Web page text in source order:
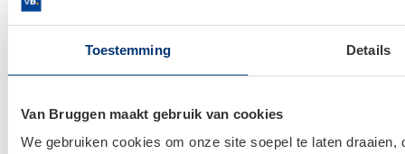
Toestemming Details
Van Bruggen maakt gebruik van cookies
We gebruiken cookies om onze site soepel te laten
Links
Hypotheken
Hypotheek afsluiten
Actuele hypotheekrentes
Financieel Advies